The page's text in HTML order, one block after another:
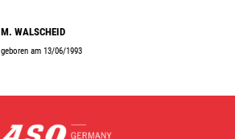
M. WALSCHEID
geboren am 13/06/1993